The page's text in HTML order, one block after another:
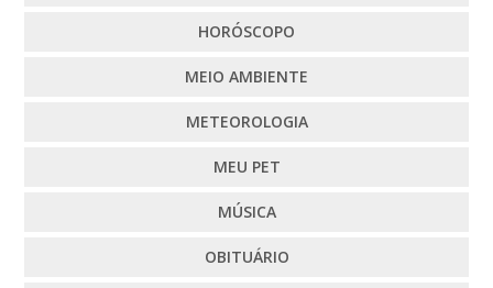
HORÓSCOPO
MEIO AMBIENTE
METEOROLOGIA
MEU PET
MÚSICA
OBITUÁRIO